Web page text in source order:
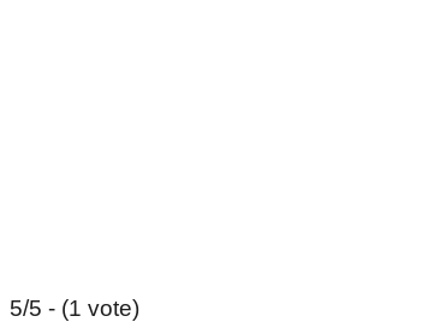
5/5 - (1 vote)